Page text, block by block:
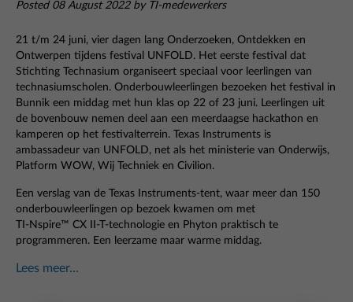
Posted 08 August 2022 by TI-medewerkers
21 t/m 24 juni, vier dagen lang Onderzoeken, Ontdekken en
Ontwerpen tijdens festival UNFOLD. Het eerste festival dat
Stichting Technasium organiseert speciaal voor leerlingen van
technasiumscholen. Onderbouwleerlingen bezoeken het festival in
Bunnik een middag met hun klas op 22 of 23 juni. Leerlingen uit
de bovenbouw nemen deel aan een meerdaagse hackathon en
kamperen op het festivalterrein. Texas Instruments is
ambassadeur van UNFOLD, net als het ministerie van Onderwijs,
Platform WOW, Wij Techniek en Civilion.
Een verslag van de Texas Instruments-tent, waar meer dan 150
onderbouwleerlingen op bezoek kwamen om met
TI-Nspire™ CX II-T-technologie en Phyton praktisch te
programmeren. Een leerzame maar warme middag.
Lees meer...